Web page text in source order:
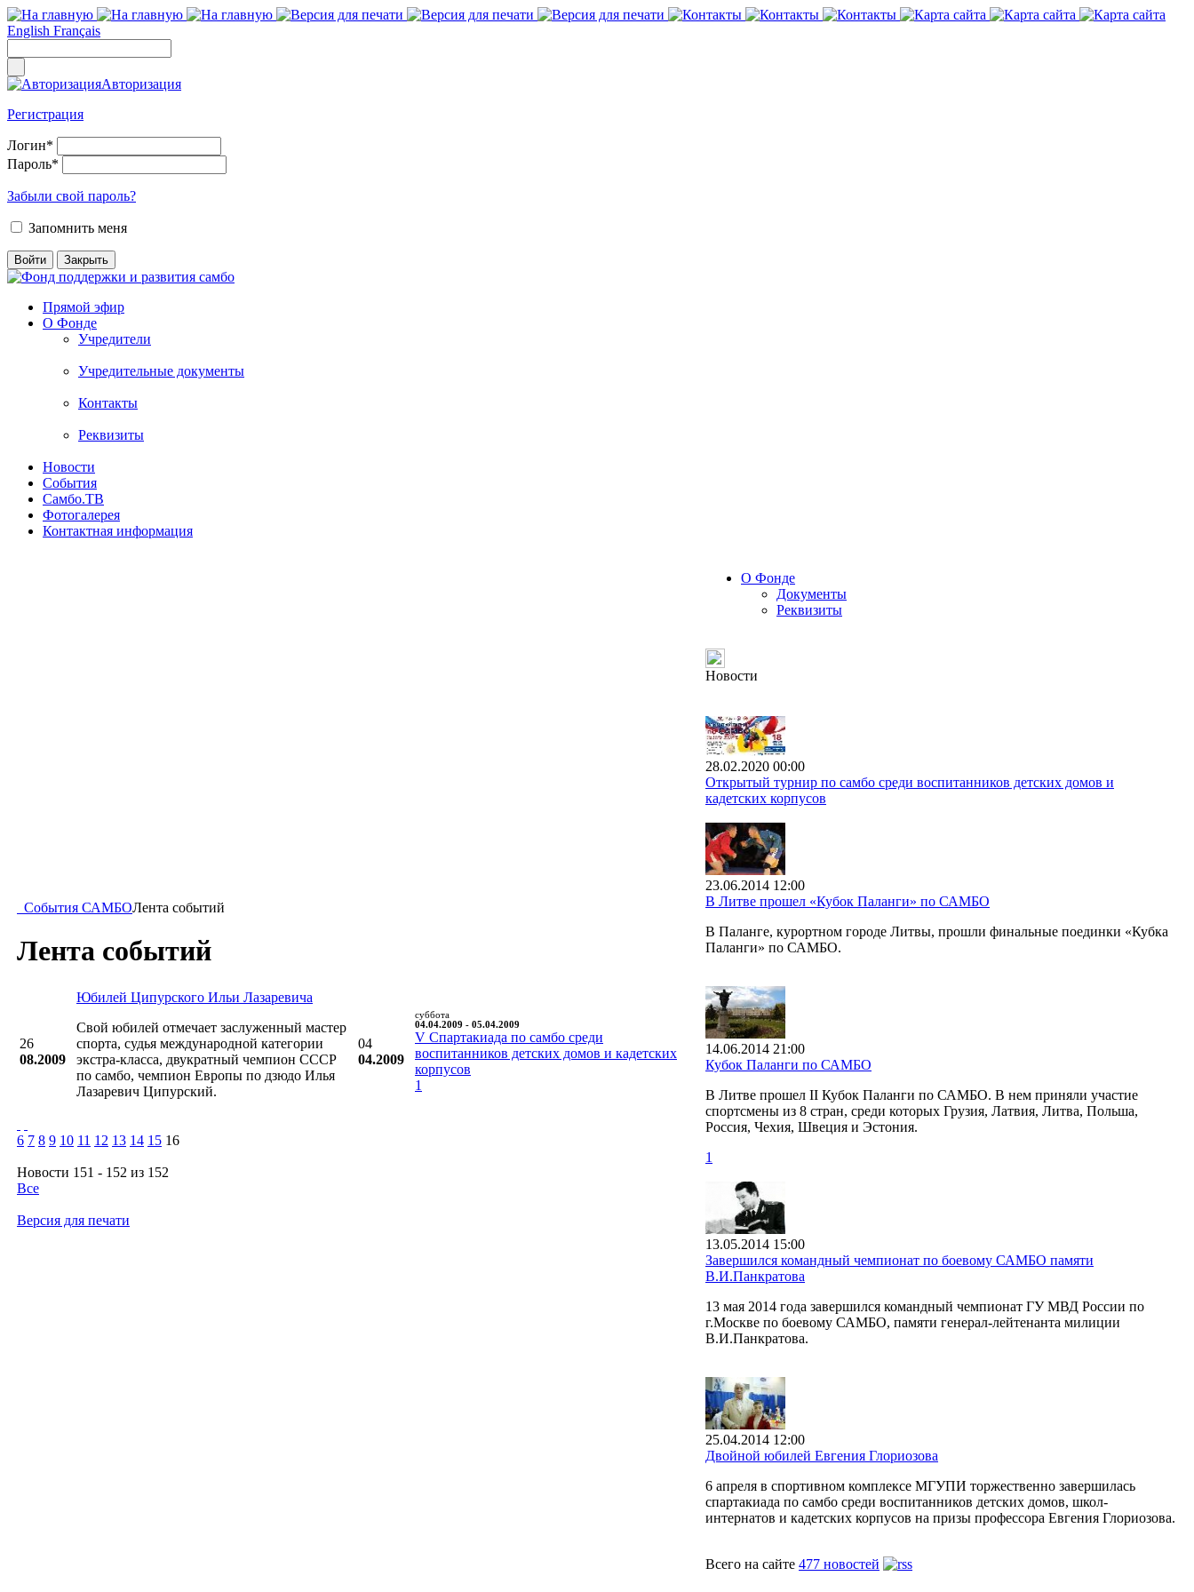
English Français
Авторизация
Регистрация
Логин*
Пароль*
Забыли свой пароль?
Запомнить меня
Прямой эфир
О Фонде
Учредители
Учредительные документы
Контакты
Реквизиты
Новости
События
Самбо.ТВ
Фотогалерея
Контактная информация
События САМБОЛента событий
Лента событий
26
08.2009
Юбилей Ципурского Ильи Лазаревича
Свой юбилей отмечает заслуженный мастер
спорта, судья международной категории
экстра-класса, двукратный чемпион СССР
по самбо, чемпион Европы по дзюдо Илья
Лазаревич Ципурский.
04
04.2009
суббота
04.04.2009 - 05.04.2009
V Cпартакиада по самбо среди
воспитанников детских домов и кадетских
корпусов
1
6 7 8 9 10 11 12 13 14 15 16
Новости 151 - 152 из 152
Все
Версия для печати
О Фонде
Документы
Реквизиты
Новости
28.02.2020 00:00
Открытый турнир по самбо среди воспитанников детских домов и
кадетских корпусов
23.06.2014 12:00
В Литве прошел «Кубок Паланги» по САМБО
В Паланге, курортном городе Литвы, прошли финальные поединки «Кубка
Паланги» по САМБО.
14.06.2014 21:00
Кубок Паланги по САМБО
В Литве прошел II Кубок Паланги по САМБО. В нем приняли участие
спортсмены из 8 стран, среди которых Грузия, Латвия, Литва, Польша,
Россия, Чехия, Швеция и Эстония.
1
13.05.2014 15:00
Завершился командный чемпионат по боевому САМБО памяти
В.И.Панкратова
13 мая 2014 года завершился командный чемпионат ГУ МВД России по
г.Москве по боевому САМБО, памяти генерал-лейтенанта милиции
В.И.Панкратова.
25.04.2014 12:00
Двойной юбилей Евгения Глориозова
6 апреля в спортивном комплексе МГУПИ торжественно завершилась
спартакиада по самбо среди воспитанников детских домов, школ-
интернатов и кадетских корпусов на призы профессора Евгения Глориозова.
Всего на сайте 477 новостей